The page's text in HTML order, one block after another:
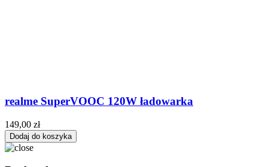
realme SuperVOOC 120W ładowarka
149,00 zł
Dodaj do koszyka